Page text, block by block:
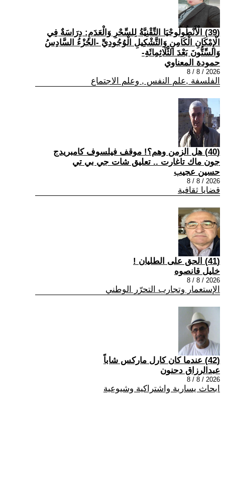
(39) الْأَنْطُولُوجْيَا التِّقْنِيَّةُ لِلسِّحْرِ وَالْعَدَمِ: دِرَاسَةٌ فِي
الْإِمْكَانِ الْكَامِنِ وَالتَّشْكِيلِ الْوُجُودِيِّ -الجُزْءُ السَّادِسُ
وَالسِّتُّونَ بَعْدَ الثَّلَاثِمِائَةِ-
حمودة المعناوي
2026 / 8 / 8
الفلسفة ,علم النفس , وعلم الاجتماع
(40) هل الزمن وهم؟! موقف فيلسوف كامبريدج
جون ماك تاغارت .. تعليق شات جي بي تي
حسين عجيب
2026 / 8 / 8
قضايا ثقافية
(41) الحق على الطليان !
خليل قانصوه
2026 / 8 / 8
الإستعمار وتجارب التحرّر الوطني
(42) عندما كان كارل ماركس شاباً
عبدالرزاق دحنون
2026 / 8 / 8
ابحاث يسارية واشتراكية وشيوعية